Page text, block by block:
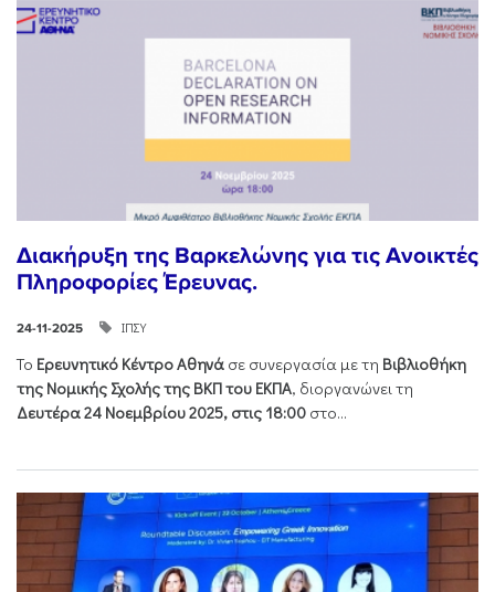
Διακήρυξη της Βαρκελώνης για τις Ανοικτές
Πληροφορίες Έρευνας.
24-11-2025 ΙΠΣΥ
Το Ερευνητικό Κέντρο Αθηνά σε συνεργασία με τη Βιβλιοθήκη
της Νομικής Σχολής της ΒΚΠ του ΕΚΠΑ, διοργανώνει τη
Δευτέρα 24 Νοεμβρίου 2025, στις 18:00 στο...